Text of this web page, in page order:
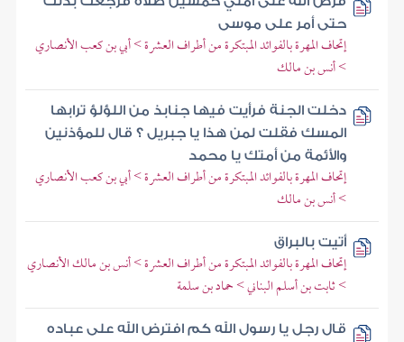
حتى أمر على موسى
إتحاف المهرة بالفوائد المبتكرة من أطراف العشرة > أبي بن كعب الأنصاري
> أنس بن مالك
دخلت الجنة فرأيت فيها جنابذ من اللؤلؤ ترابها
المسك فقلت لمن هذا يا جبريل ؟ قال للمؤذنين
والأئمة من أمتك يا محمد
إتحاف المهرة بالفوائد المبتكرة من أطراف العشرة > أبي بن كعب الأنصاري
> أنس بن مالك
أتيت بالبراق
إتحاف المهرة بالفوائد المبتكرة من أطراف العشرة > أنس بن مالك الأنصاري
> ثابت بن أسلم البناني > حماد بن سلمة
قال رجل يا رسول الله كم افترض الله على عباده